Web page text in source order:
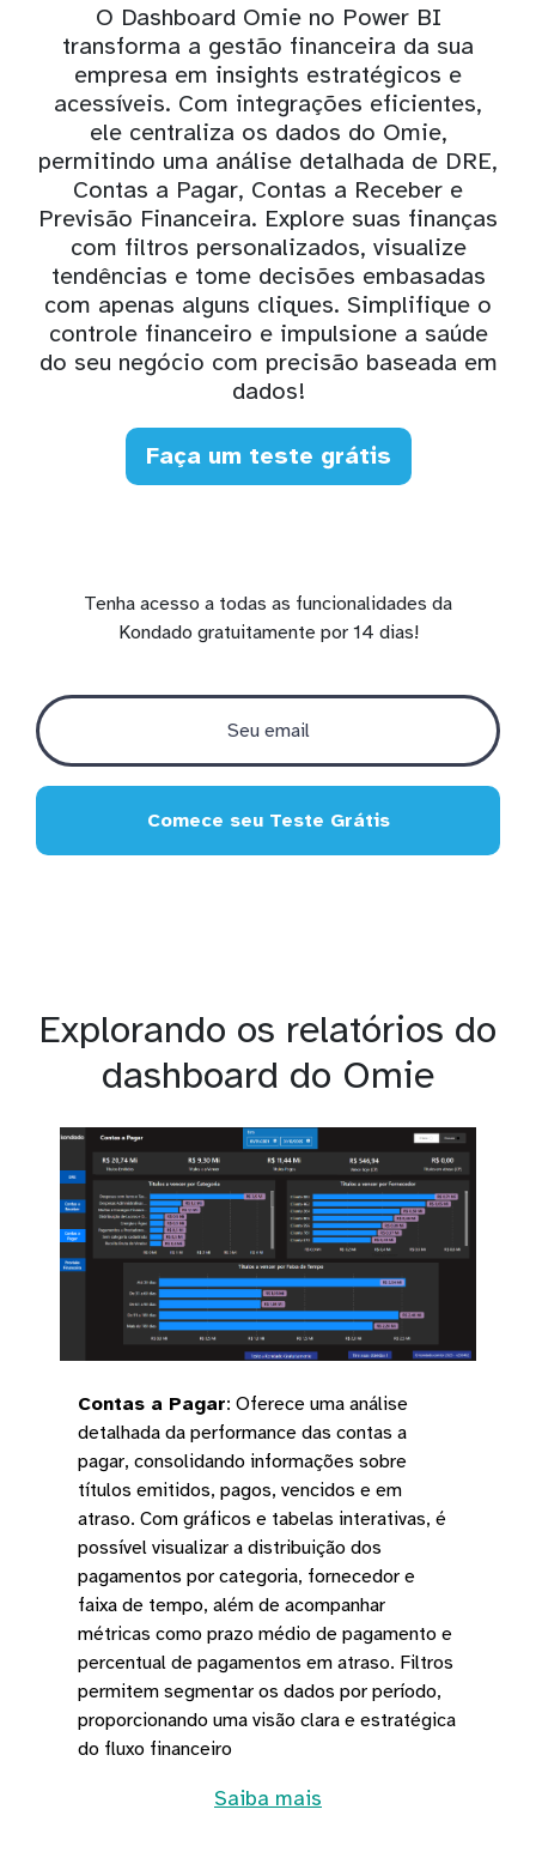
O Dashboard Omie no Power BI
transforma a gestão financeira da sua
empresa em insights estratégicos e
acessíveis. Com integrações eficientes,
ele centraliza os dados do Omie,
permitindo uma análise detalhada de DRE,
Contas a Pagar, Contas a Receber e
Previsão Financeira. Explore suas finanças
com filtros personalizados, visualize
tendências e tome decisões embasadas
com apenas alguns cliques. Simplifique o
controle financeiro e impulsione a saúde
do seu negócio com precisão baseada em
dados!
Faça um teste grátis
Tenha acesso a todas as funcionalidades da
Kondado gratuitamente por 14 dias!
Comece seu Teste Grátis
Explorando os relatórios do
dashboard do Omie
Contas a Pagar: Oferece uma análise
detalhada da performance das contas a
pagar, consolidando informações sobre
títulos emitidos, pagos, vencidos e em
atraso. Com gráficos e tabelas interativas, é
possível visualizar a distribuição dos
pagamentos por categoria, fornecedor e
faixa de tempo, além de acompanhar
métricas como prazo médio de pagamento e
percentual de pagamentos em atraso. Filtros
permitem segmentar os dados por período,
proporcionando uma visão clara e estratégica
do fluxo financeiro
Saiba mais